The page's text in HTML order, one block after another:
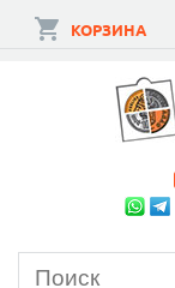
КОРЗИНА